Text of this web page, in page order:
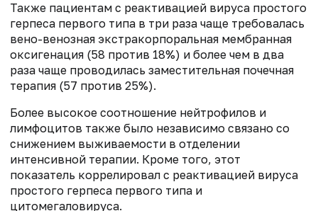
Также пациентам с реактивацией вируса простого
герпеса первого типа в три раза чаще требовалась
вено-венозная экстракорпоральная мембранная
оксигенация (58 против 18%) и более чем в два
раза чаще проводилась заместительная почечная
терапия (57 против 25%).
Более высокое соотношение нейтрофилов и
лимфоцитов также было независимо связано со
снижением выживаемости в отделении
интенсивной терапии. Кроме того, этот
показатель коррелировал с реактивацией вируса
простого герпеса первого типа и
цитомегаловируса.